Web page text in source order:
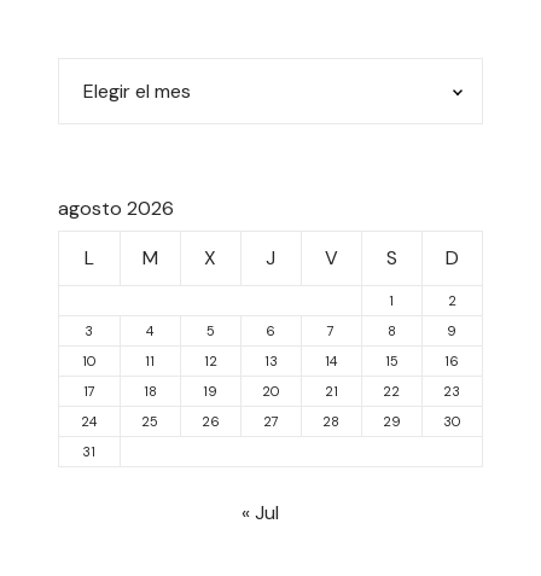
agosto 2026
L
M X J V S D
1
2
3
4 5 6 7 8
9
10
11 12 13 14 15
16
17
18 19 20 21 22
23
24
25 26 27 28 29
30
31
« Jul